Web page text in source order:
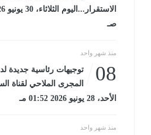
صـ
منذ شهر واحد
08
توجيهات رئاسية جديدة
المجرى الملاحي لقناة
الأحد، 28 يونيو 2026 01:52 مـ
منذ شهر واحد